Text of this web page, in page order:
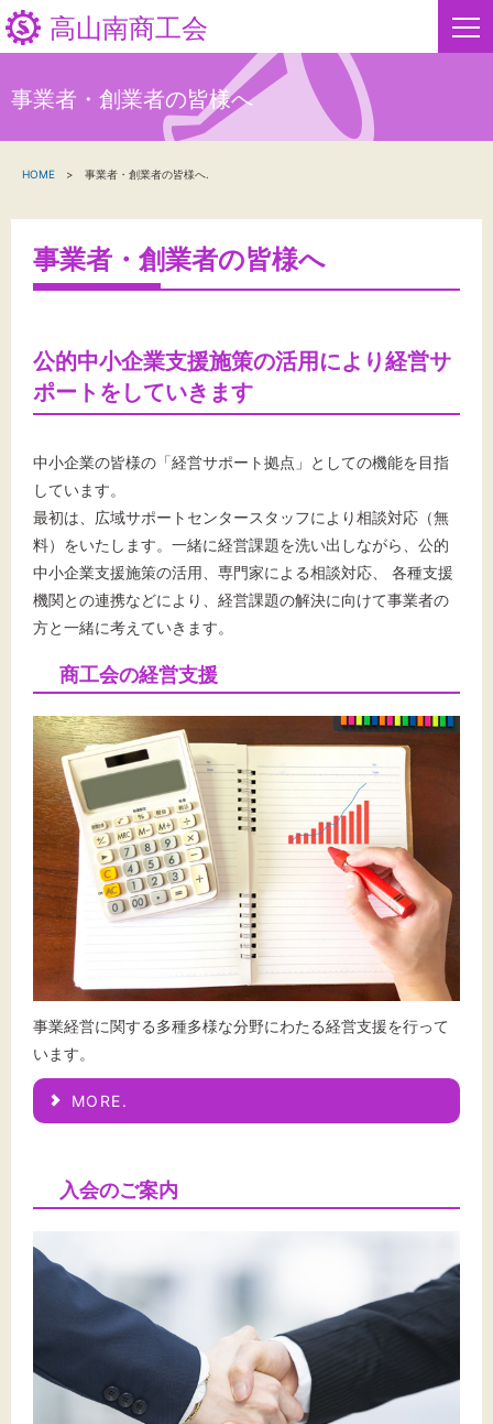
高山南商工会
関係機関の方へ
高山南商工会からのお知らせ
お問い合わせ
文字サイズ
標準
背景色
黒 白 黄
事業者・創業者の皆様へ
HOME 事業者・創業者の皆様へ.
事業者・創業者の皆様へ
公的中小企業支援施策の活用により経営サ
ポートをしていきます
中小企業の皆様の「経営サポート拠点」としての機能を目指
しています。
最初は、広域サポートセンタースタッフにより相談対応（無
料）をいたします。 一緒に経営課題を洗い出しながら、公的
中小企業支援施策の活用、専門家による相談対応、 各種支援
機関との連携などにより、経営課題の解決に向けて事業者の
方と一緒に考えていきます。
商工会の経営支援
事業経営に関する多種多様な分野にわたる経営支援を行って
います。
MORE.
入会のご案内